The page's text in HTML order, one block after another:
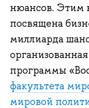
нюансов. Этим
посвящена
миллиарда
программы
факультета
мировой